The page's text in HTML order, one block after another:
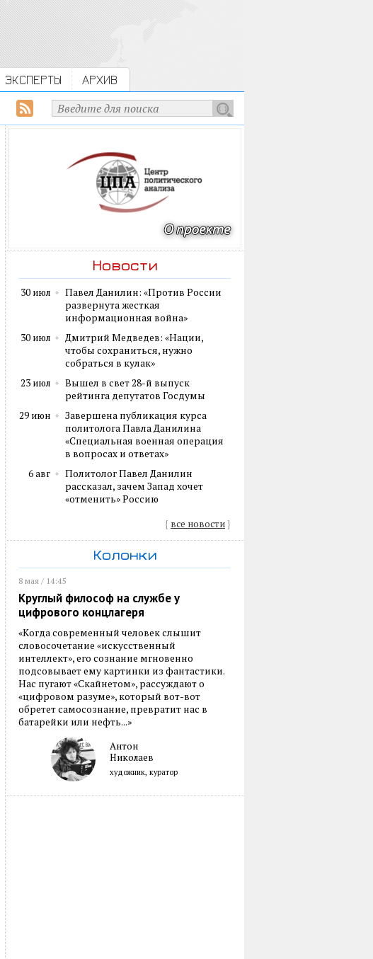
ЭКСПЕРТЫ АРХИВ
Новости
30 июл
Павел Данилин: «Против России
развернута жесткая
информационная война»
30 июл
Дмитрий Медведев: «Нации,
чтобы сохраниться, нужно
собраться в кулак»
23 июл
Вышел в свет 28-й выпуск
рейтинга депутатов Госдумы
29 июн
Завершена публикация курса
политолога Павла Данилина
«Специальная военная операция
в вопросах и ответах»
6 авг
Политолог Павел Данилин
рассказал, зачем Запад хочет
«отменить» Россию
{ все новости}
Колонки
8 мая / 14:45
Круглый философ на службе у
цифрового концлагеря
«Когда современный человек слышит
словосочетание «искусственный
интеллект», его сознание мгновенно
подсовывает ему картинки из фантастики.
Нас пугают «Скайнетом», рассуждают о
«цифровом разуме», который вот-вот
обретет самосознание, превратит нас в
батарейки или нефть...»
Антон
Николаев
художник, куратор